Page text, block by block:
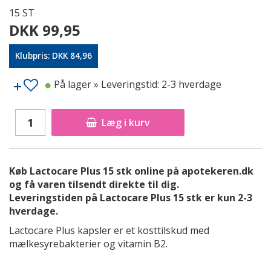
15 ST
DKK 99,95
Klubpris: DKK 84,96
Læg i kurv
På lager» Leveringstid: 2-3 hverdage
Køb Lactocare Plus 15 stk online på apotekeren.dk
og få varen tilsendt direkte til dig.
Leveringstiden på Lactocare Plus 15 stk er kun 2-3
hverdage.
Lactocare Plus kapsler er et kosttilskud med
mælkesyrebakterier og vitamin B2.